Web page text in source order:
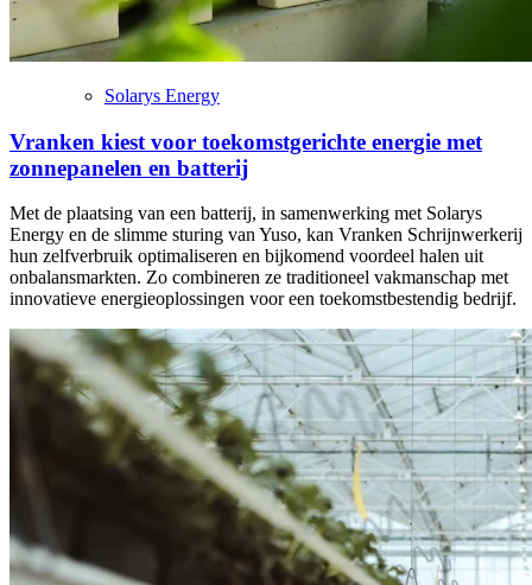
Solarys Energy
Vranken kiest voor toekomstgerichte energie met
zonnepanelen en batterij
Met de plaatsing van een batterij, in samenwerking met Solarys
Energy en de slimme sturing van Yuso, kan Vranken Schrijnwerkerij
hun zelfverbruik optimaliseren en bijkomend voordeel halen uit
onbalansmarkten. Zo combineren ze traditioneel vakmanschap met
innovatieve energieoplossingen voor een toekomstbestendig bedrijf.